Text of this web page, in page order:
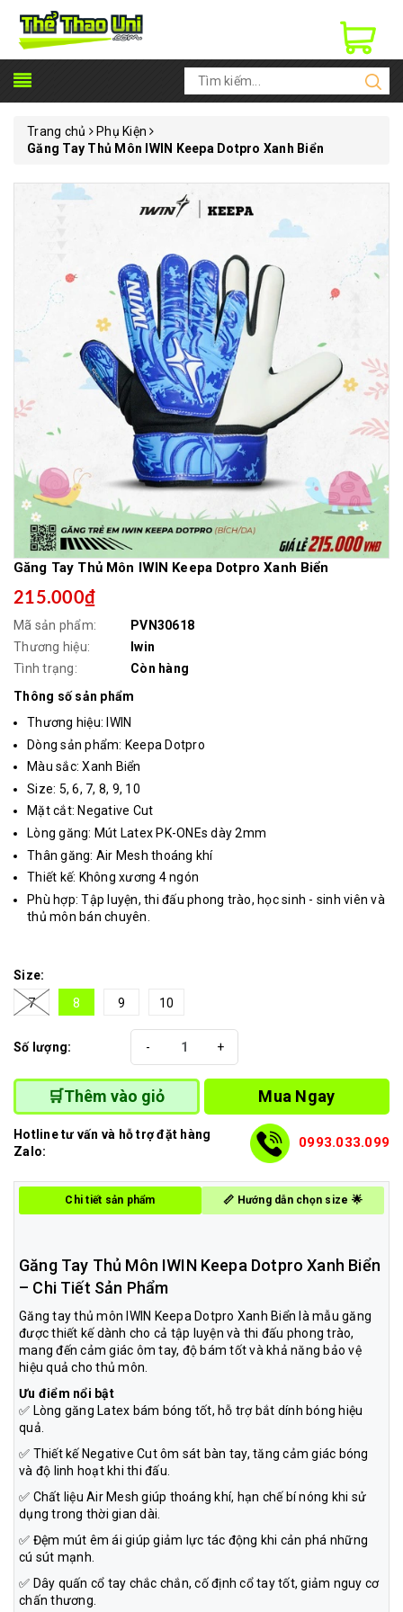
Trang chủ
Phụ Kiện
Găng Tay Thủ Môn IWIN Keepa Dotpro Xanh Biển
Găng Tay Thủ Môn IWIN Keepa Dotpro Xanh Biển
215.000₫
Mã sản phẩm:
PVN30618
Thương hiệu:
Iwin
Tình trạng:
Còn hàng
Thông số sản phẩm
Thương hiệu: IWIN
Dòng sản phẩm: Keepa Dotpro
Màu sắc: Xanh Biển
Size: 5, 6, 7, 8, 9, 10
Mặt cắt: Negative Cut
Lòng găng: Mút Latex PK-ONEs dày 2mm
Thân găng: Air Mesh thoáng khí
Thiết kế: Không xương 4 ngón
Phù hợp: Tập luyện, thi đấu phong trào, học sinh - sinh viên và
thủ môn bán chuyên.
Size:
7
8 9 10
Số lượng: +
-
🛒Thêm vào giỏ Mua Ngay
Hotline tư vấn và hỗ trợ đặt hàng
Zalo:
0993.033.099
Chi tiết sản phẩm 📏 Hướng dẫn chọn size 🌟
Găng Tay Thủ Môn IWIN Keepa Dotpro Xanh Biển
– Chi Tiết Sản Phẩm
Găng tay thủ môn IWIN Keepa Dotpro Xanh Biển là mẫu găng
được thiết kế dành cho cả tập luyện và thi đấu phong trào,
mang đến cảm giác ôm tay, độ bám tốt và khả năng bảo vệ
hiệu quả cho thủ môn.
Ưu điểm nổi bật
✅ Lòng găng Latex bám bóng tốt, hỗ trợ bắt dính bóng hiệu
quả.
✅ Thiết kế Negative Cut ôm sát bàn tay, tăng cảm giác bóng
và độ linh hoạt khi thi đấu.
✅ Chất liệu Air Mesh giúp thoáng khí, hạn chế bí nóng khi sử
dụng trong thời gian dài.
✅ Đệm mút êm ái giúp giảm lực tác động khi cản phá những
cú sút mạnh.
✅ Dây quấn cổ tay chắc chắn, cố định cổ tay tốt, giảm nguy cơ
chấn thương.